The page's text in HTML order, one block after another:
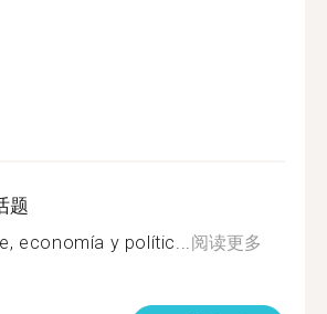
题
economía y polític...阅读更多